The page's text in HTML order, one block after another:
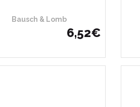
Bausch & Lomb
6,52€